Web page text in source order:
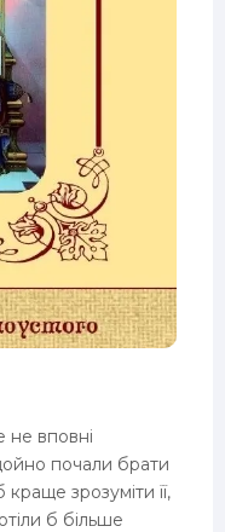
вповні
щойно почали брати
зрозуміти її,
б більше